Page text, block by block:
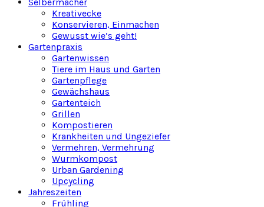
Kreativecke
Konservieren, Einmachen
Gewusst wie’s geht!
Gartenpraxis
Gartenwissen
Tiere im Haus und Garten
Gartenpflege
Gewächshaus
Gartenteich
Grillen
Kompostieren
Krankheiten und Ungeziefer
Vermehren, Vermehrung
Wurmkompost
Urban Gardening
Upcycling
Jahreszeiten
Frühling